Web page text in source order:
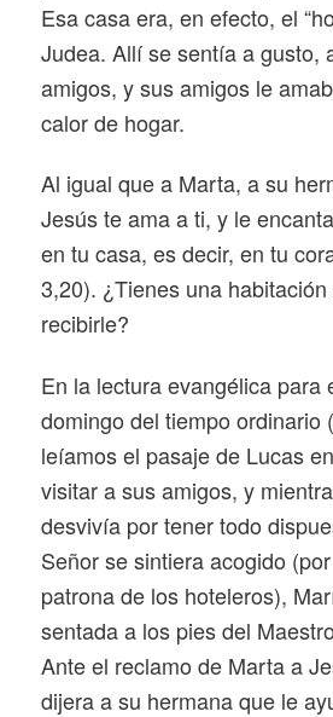
Esa casa era, en efecto, el
Judea. Allí se sentía a gusto,
amigos, y sus amigos le
calor de hogar.
Al igual que a Marta, a su
Jesús te ama a ti, y le
en tu casa, es decir, en tu
3,20). ¿Tienes una
recibirle?
En la lectura evangélica para
domingo del tiempo ordinario
leíamos el pasaje de Lucas
visitar a sus amigos, y
desvivía por tener todo
Señor se sintiera acogido
patrona de los hoteleros),
sentada a los pies del
Ante el reclamo de Marta a
dijera a su hermana que le